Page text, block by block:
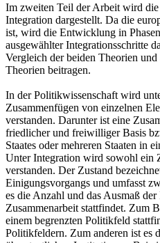
Im zweiten Teil der Arbeit wird
Integration dargestellt. Da die
ist, wird die Entwicklung in
ausgewählter Integrationsschritte
Vergleich der beiden Theorien
Theorien beitragen.
In der Politikwissenschaft wird
Zusammenfügen von einzelnen
verstanden. Darunter ist eine
friedlicher und freiwilliger Basis
Staates oder mehreren Staaten in
Unter Integration wird sowohl ein
verstanden. Der Zustand
Einigungsvorgangs und umfasst
es die Anzahl und das Ausmaß
Zusammenarbeit stattfindet. Zum
einem begrenzten Politikfeld
Politikfeldern. Zum anderen ist es